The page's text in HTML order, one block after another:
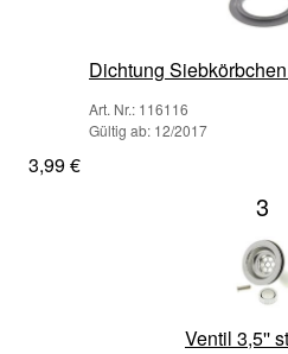
Dichtung
Art. Nr.: 116116
Gültig ab: 12/2017
3,99 €
3
Ventil 3,5''